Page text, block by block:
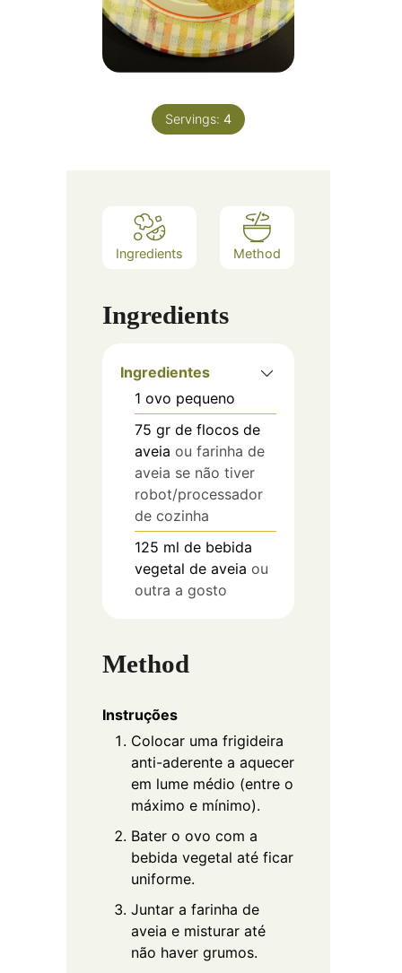
Servings: 4
Ingredients Method
Ingredients
Ingredientes
1 ovo pequeno
75 gr de flocos de
aveia ou farinha de
aveia se não tiver
robot/processador
de cozinha
125 ml de bebida
vegetal de aveia ou
outra a gosto
Method
Instruções
Colocar uma frigideira
anti-aderente a aquecer
em lume médio (entre o
máximo e mínimo).
Bater o ovo com a
bebida vegetal até ficar
uniforme.
Juntar a farinha de
aveia e misturar até
não haver grumos.